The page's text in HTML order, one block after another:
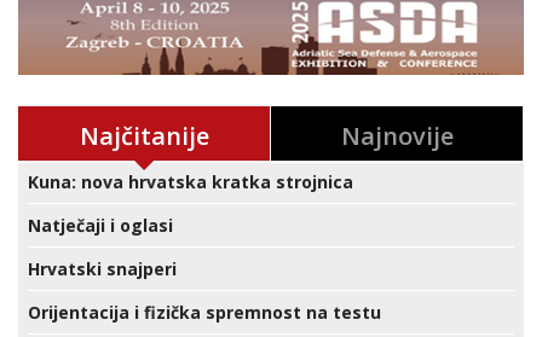
Najčitanije Najnovije
Kuna: nova hrvatska kratka strojnica
Natječaji i oglasi
Hrvatski snajperi
Orijentacija i fizička spremnost na testu